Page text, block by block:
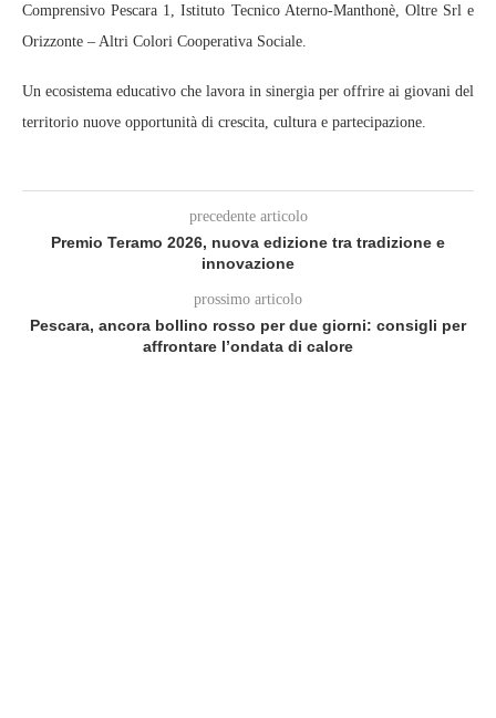
Comprensivo Pescara 1, Istituto Tecnico Aterno‑Manthonè, Oltre Srl e
Orizzonte – Altri Colori Cooperativa Sociale.
Un ecosistema educativo che lavora in sinergia per offrire ai giovani del
territorio nuove opportunità di crescita, cultura e partecipazione.
precedente articolo
Premio Teramo 2026, nuova edizione tra tradizione e
innovazione
prossimo articolo
Pescara, ancora bollino rosso per due giorni: consigli per
affrontare l’ondata di calore